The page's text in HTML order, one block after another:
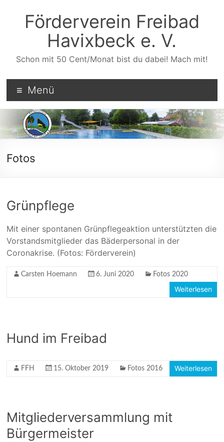
wechselnFörderverein Freibad
Havixbeck e. V.
Schon mit 50 Cent/Monat bist du dabei! Mach mit!
Menü
Fotos
Grünpflege
Mit einer spontanen Grünpflegeaktion unterstützten die
Vorstandsmitglieder das Bäderpersonal in der
Coronakrise. (Fotos: Förderverein)
Carsten Hoemann 6. Juni 2020 Fotos 2020
Weiterlesen
Hund im Freibad
FFH 15. Oktober 2019 Fotos 2016 Weiterlesen
Mitgliederversammlung mit
Bürgermeister